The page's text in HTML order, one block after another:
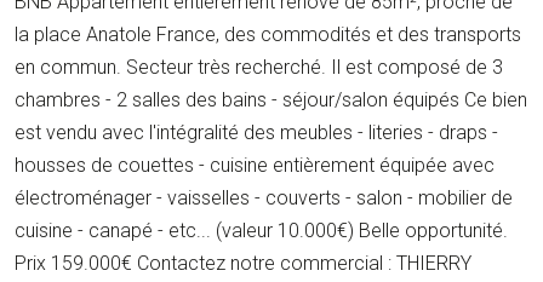
la place Anatole France, des commodités et des transports
en commun. Secteur très recherché. Il est composé de 3
chambres - 2 salles des bains - séjour/salon équipés Ce bien
est vendu avec l'intégralité des meubles - literies - draps -
housses de couettes - cuisine entièrement équipée avec
électroménager - vaisselles - couverts - salon - mobilier de
cuisine - canapé - etc... (valeur 10.000€) Belle opportunité.
Prix 159.000€ Contactez notre commercial : THIERRY